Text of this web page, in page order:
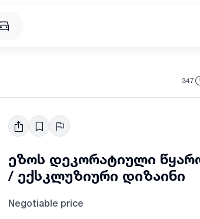
347
ეზოს დეკორატიული
/ ექსკლუზიური დიზაინი
Negotiable price